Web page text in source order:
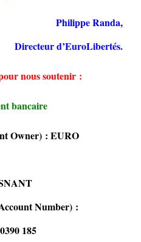
Philippe Randa,
Directeur d’EuroLibertés.
nous soutenir :
bancaire
Owner) : EURO
Number) :
185